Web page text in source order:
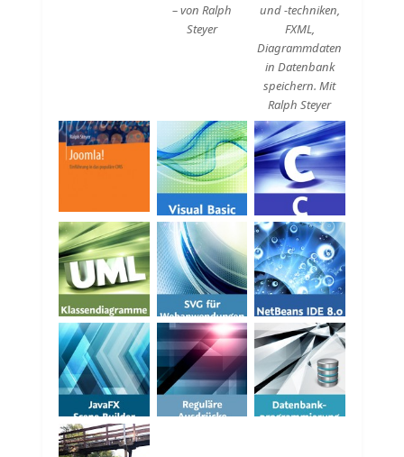
– von Ralph
Steyer
und -techniken,
FXML,
Diagrammdaten
in Datenbank
speichern. Mit
Ralph Steyer